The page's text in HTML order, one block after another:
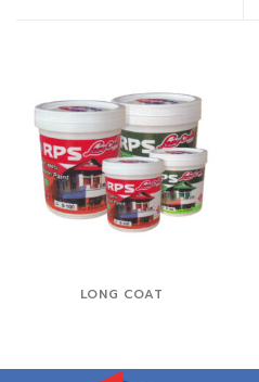
LONG COAT